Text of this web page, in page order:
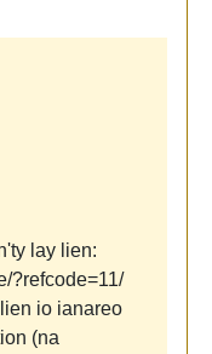
lay lien:
?refcode=11/
io ianareo
(na